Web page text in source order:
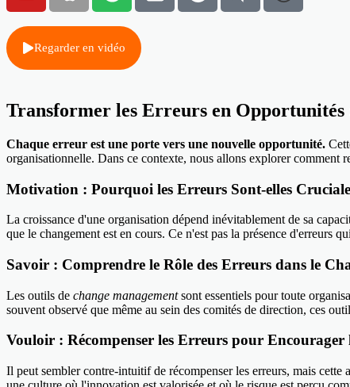
Regarder en vidéo
Transformer les Erreurs en
Chaque erreur est une porte vers une nouvelle opportunité.
organisationnelle. Dans ce contexte, nous allons explorer comment
Motivation : Pourquoi les Erreurs Sont-elles
La croissance d'une organisation dépend inévitablement de sa
que le changement est en cours. Ce n'est pas la présence d'erreurs
Savoir : Comprendre le Rôle des Erreurs dans le
Les outils de change managementsont essentiels pour toute
souvent observé que même au sein des comités de direction, ces
Vouloir : Récompenser les Erreurs pour
Il peut sembler contre-intuitif de récompenser les erreurs, mais